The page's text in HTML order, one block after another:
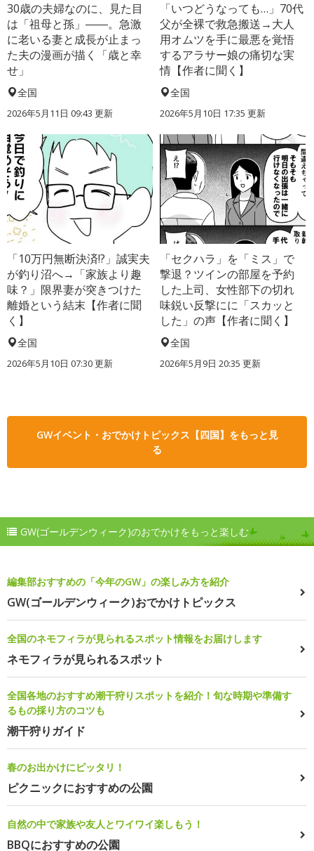
30歳の夫婦なのに、見た目
は「祖母と孫」――。急激
に老いる妻と成長が止まっ
た夫の漫画が描く「歳と幸
せ」
全国
2026年5月11日 09:43 更新
「いつどうなっても…」70代
父が全裸で救急搬送→大人
用オムツを手に最悪を覚悟
するアラサー娘の痛切な実
情【作者に聞く】
全国
2026年5月10日 17:35 更新
「10万円無断決済!?」誠実夫
が釣り沼へ→「家族より趣
味？」限界妻が突きつけた
離婚という結末【作者に聞
く】
全国
2026年5月10日 07:30 更新
「セクハラ」を「ミス」で
撃退？ツインの部屋を予約
した上司、女性部下の切れ
味鋭い反撃にに「スカッと
した」の声【作者に聞く】
全国
2026年5月9日 20:35 更新
GWイベント・おでかけトピックス【四国】をもっと見
る
GW(ゴールデンウィーク)のおでかけをもっと楽しむ
編集部おすすめの「今年のGW」の楽しみ方を紹介
GW(ゴールデンウィーク)おでかけトピックス
全国のネモフィラが見られるスポット情報をお届けします
ネモフィラが見られるスポット
全国各地のおすすめ潮干狩りスポットを紹介！旬な時期や準備す
るもの採り方のコツも
潮干狩りガイド
春のお出かけにピッタリ！
ピクニックにおすすめの公園
自然の中で家族や友人とワイワイ楽しもう！
BBQにおすすめの公園